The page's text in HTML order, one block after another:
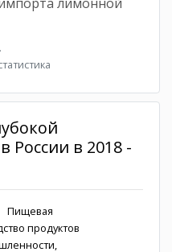
России в 2018 -
Пищевая
продуктов